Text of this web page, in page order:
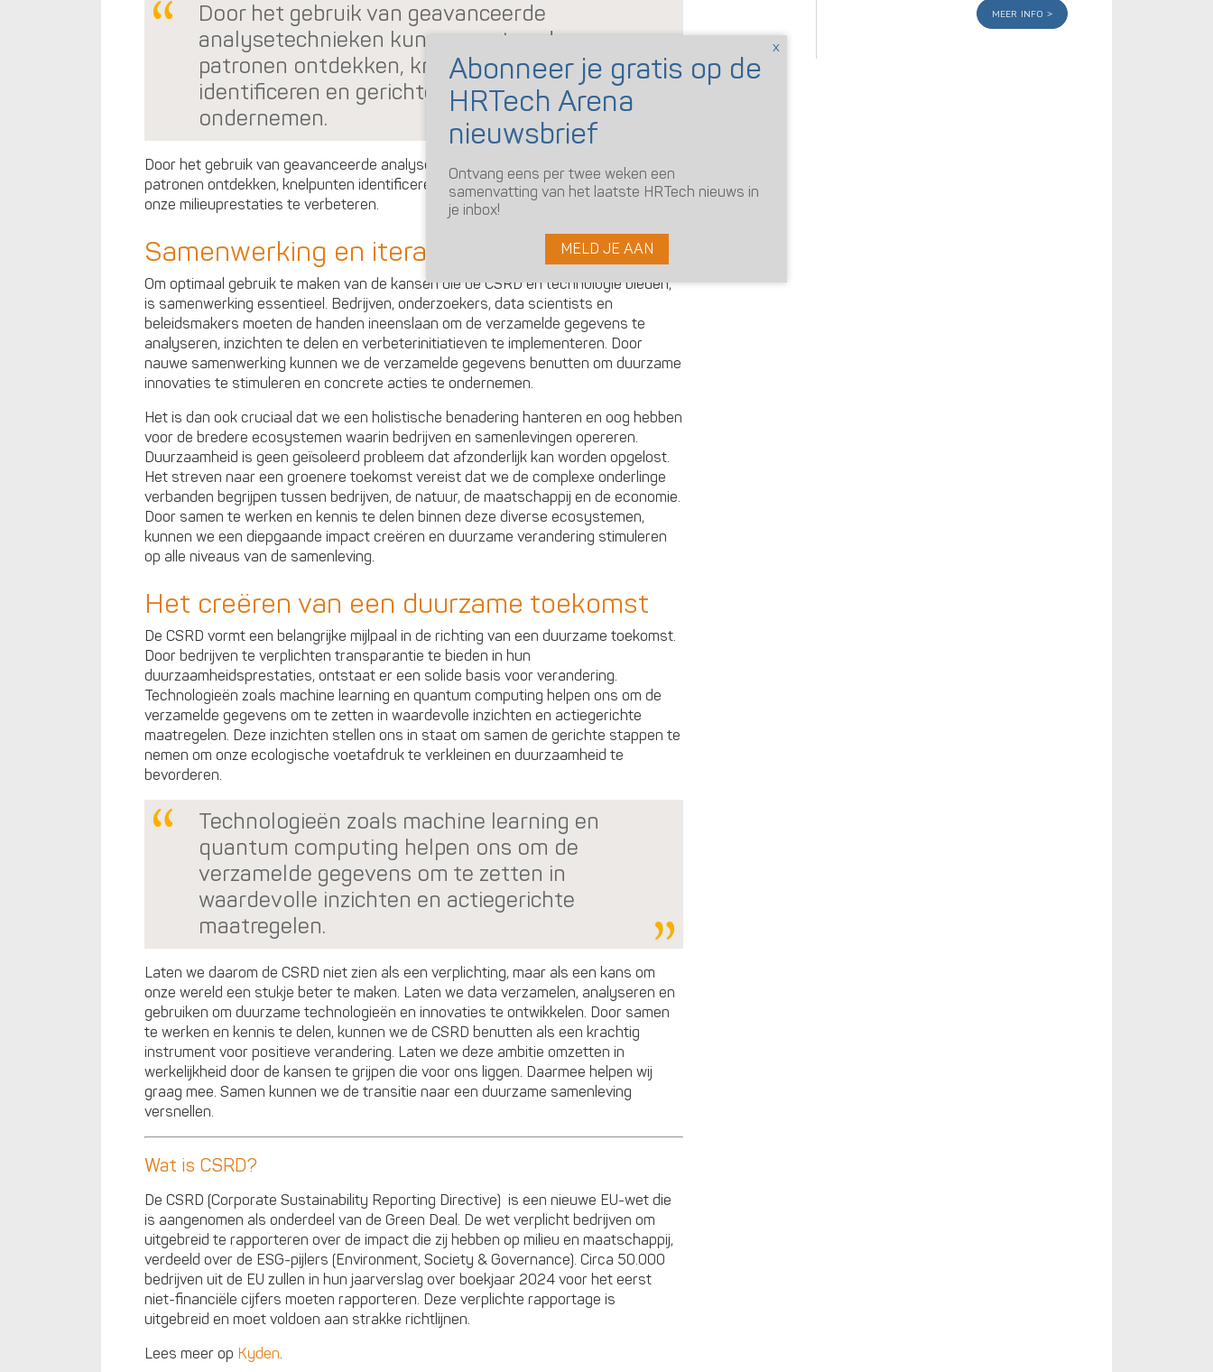
Door het gebruik van geavanceerde
analysetechnieken kunnen we trends en
patronen ontdekken, knelpunten
identificeren en gerichte acties
ondernemen.
Door het gebruik van geavanceerde analysetechnieken kunnen we trends en
patronen ontdekken, knelpunten identificeren en gerichte acties ondernemen om
onze milieuprestaties te verbeteren.
Samenwerking en iteratie
Om optimaal gebruik te maken van de kansen die de CSRD en technologie bieden,
is samenwerking essentieel. Bedrijven, onderzoekers, data scientists en
beleidsmakers moeten de handen ineenslaan om de verzamelde gegevens te
analyseren, inzichten te delen en verbeterinitiatieven te implementeren. Door
nauwe samenwerking kunnen we de verzamelde gegevens benutten om duurzame
innovaties te stimuleren en concrete acties te ondernemen.
Het is dan ook cruciaal dat we een holistische benadering hanteren en oog hebben
voor de bredere ecosystemen waarin bedrijven en samenlevingen opereren.
Duurzaamheid is geen geïsoleerd probleem dat afzonderlijk kan worden opgelost.
Het streven naar een groenere toekomst vereist dat we de complexe onderlinge
verbanden begrijpen tussen bedrijven, de natuur, de maatschappij en de economie.
Door samen te werken en kennis te delen binnen deze diverse ecosystemen,
kunnen we een diepgaande impact creëren en duurzame verandering stimuleren
op alle niveaus van de samenleving.
Het creëren van een duurzame toekomst
De CSRD vormt een belangrijke mijlpaal in de richting van een duurzame toekomst.
Door bedrijven te verplichten transparantie te bieden in hun
duurzaamheidsprestaties, ontstaat er een solide basis voor verandering.
Technologieën zoals machine learning en quantum computing helpen ons om de
verzamelde gegevens om te zetten in waardevolle inzichten en actiegerichte
maatregelen. Deze inzichten stellen ons in staat om samen de gerichte stappen te
nemen om onze ecologische voetafdruk te verkleinen en duurzaamheid te
bevorderen.
Technologieën zoals machine learning en
quantum computing helpen ons om de
verzamelde gegevens om te zetten in
waardevolle inzichten en actiegerichte
maatregelen.
Laten we daarom de CSRD niet zien als een verplichting, maar als een kans om
onze wereld een stukje beter te maken. Laten we data verzamelen, analyseren en
gebruiken om duurzame technologieën en innovaties te ontwikkelen. Door samen
te werken en kennis te delen, kunnen we de CSRD benutten als een krachtig
instrument voor positieve verandering. Laten we deze ambitie omzetten in
werkelijkheid door de kansen te grijpen die voor ons liggen. Daarmee helpen wij
graag mee. Samen kunnen we de transitie naar een duurzame samenleving
versnellen.
Wat is CSRD?
De CSRD (Corporate Sustainability Reporting Directive) is een nieuwe EU-wet die
is aangenomen als onderdeel van de Green Deal. De wet verplicht bedrijven om
uitgebreid te rapporteren over de impact die zij hebben op milieu en maatschappij,
verdeeld over de ESG-pijlers (Environment, Society & Governance). Circa 50.000
bedrijven uit de EU zullen in hun jaarverslag over boekjaar 2024 voor het eerst
niet-financiële cijfers moeten rapporteren. Deze verplichte rapportage is
uitgebreid en moet voldoen aan strakke richtlijnen.
Lees meer op Kyden.
meer info
Ontvang eens per twee weken een
samenvatting van het laatste HRTech nieuws in
je inbox!
MELD JE AAN